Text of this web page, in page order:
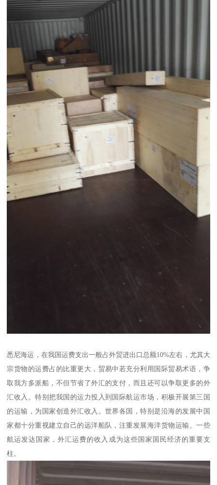
悉尼海运，在我国运费支出一般占外贸进出口总额10%左右，尤其大
宗货物的运费占的比重更大，贸易中若充分利用国际贸易术语，争
取我方多派船，不但节省了外汇的支付，而且还可以争取更多的外
汇收入。特别把我国的运力投入到国际航运市场，积极开展第三国
的运输，为国家创造外汇收入。世界各国，特别是沿海的发展中国
家都十分重视建立自己的远洋船队，注重发展海洋货物运输。一些
航运发达国家，外汇运费的收入成为这些国家国民经济的重要支
柱。